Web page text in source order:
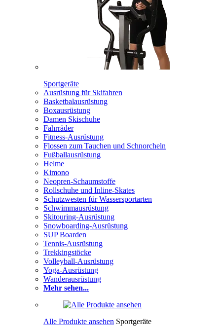
Sportgeräte
Ausrüstung für Skifahren
Basketbalausrüstung
Boxausrüstung
Damen Skischuhe
Fahrräder
Fitness-Ausrüstung
Flossen zum Tauchen und Schnorcheln
Fußballausrüstung
Helme
Kimono
Neopren-Schaumstoffe
Rollschuhe und Inline-Skates
Schutzwesten für Wassersportarten
Schwimmausrüstung
Skitouring-Ausrüstung
Snowboarding-Ausrüstung
SUP Boarden
Tennis-Ausrüstung
Trekkingstöcke
Volleyball-Ausrüstung
Yoga-Ausrüstung
Wanderausrüstung
Mehr sehen...
Alle Produkte ansehen Sportgeräte